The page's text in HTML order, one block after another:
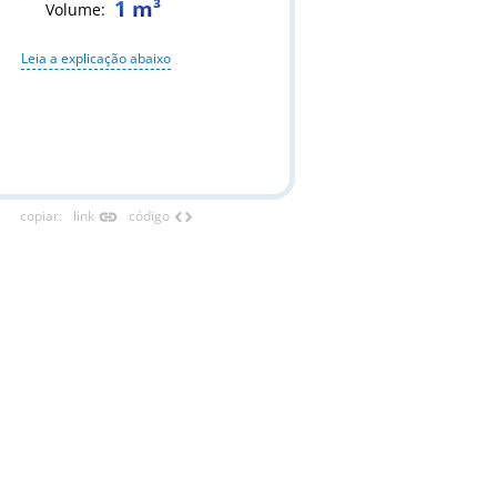
Volume: 1 m³
Leia a explicação abaixo
copiar: link link código code